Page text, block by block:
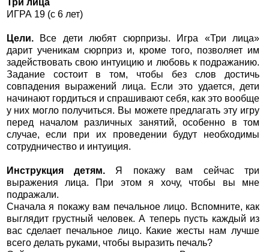
Три лица
ИГРА 19 (с 6 лет)
Цели.Все дети любят сюрпризы. Игра «Три лица»
дарит ученикам сюрприз и, кроме того, позволяет им
задействовать свою интуицию и любовь к подражанию.
Задание состоит в том, чтобы без слов достичь
совпадения выражений лица. Если это удается, дети
начинают гордиться и спрашивают себя, как это вообще
у них могло получиться. Вы можете предлагать эту игру
перед началом различных занятий, особенно в том
случае, если при их проведении будут необходимы
сотрудничество и интуиция.
Инструкция детям. Я покажу вам сейчас три
выражения лица. При этом я хочу, чтобы вы мне
подражали.
Сначала я покажу вам печальное лицо. Вспомните, как
выглядит грустный человек. А теперь пусть каждый из
вас сделает печальное лицо. Какие жесты нам лучше
всего делать руками, чтобы выразить печаль?